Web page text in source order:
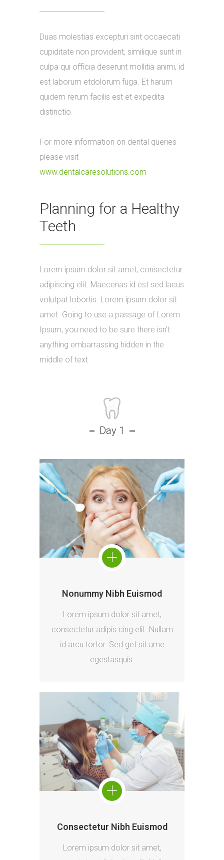
Duas molestias excepturi sint occaecati
cupiditate non provident, similique sunt in
culpa qui officia deserunt mollitia animi, id
est laborum etdolorum fuga. Et harum
quidem rerum facilis est et expedita
distinctio.
For more information on dental queries
please visit
www.dentalcaresolutions.com
Planning for a Healthy
Teeth
Lorem ipsum dolor sit amet, consectetur
adipiscing elit. Maecenas id est sed lacus
volutpat lobortis. Lorem ipsum dolor sit
amet. Going to use a passage of Lorem
Ipsum, you need to be sure there isn’t
anything embarrassing hidden in the
middle of text.
Day 1
Nonummy Nibh Euismod
Lorem ipsum dolor sit amet,
consectetur adipis cing elit. Nullam
id arcu tortor. Sed get sit ame
egestasquis.
Consectetur Nibh Euismod
Lorem ipsum dolor sit amet,